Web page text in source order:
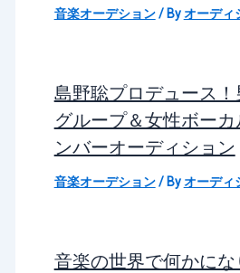
音楽オーデション/ Byオーディ
島野聡プロデュース
グループ＆女性ボーカ
ンバーオーディション
音楽オーデション/ Byオーディ
音楽の世界で何かに